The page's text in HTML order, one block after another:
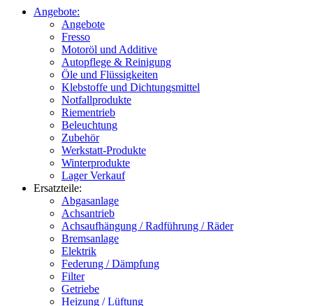
Angebote:
Angebote
Fresso
Motoröl und Additive
Autopflege & Reinigung
Öle und Flüssigkeiten
Klebstoffe und Dichtungsmittel
Notfallprodukte
Riementrieb
Beleuchtung
Zubehör
Werkstatt-Produkte
Winterprodukte
Lager Verkauf
Ersatzteile:
Abgasanlage
Achsantrieb
Achsaufhängung / Radführung / Räder
Bremsanlage
Elektrik
Federung / Dämpfung
Filter
Getriebe
Heizung / Lüftung